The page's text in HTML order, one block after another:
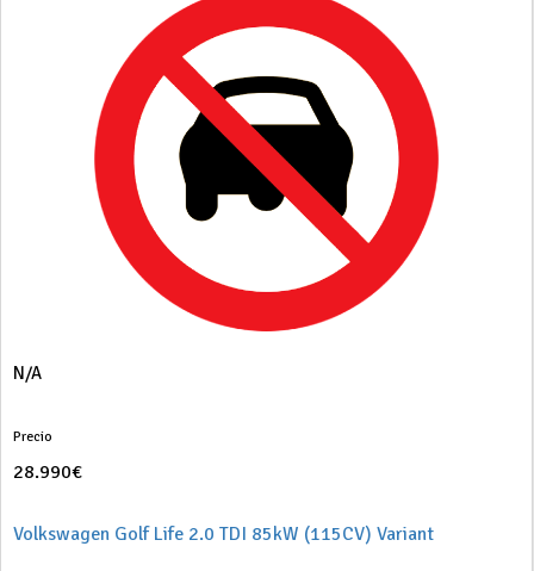
N/A
Precio
28.990€
Volkswagen Golf Life 2.0 TDI 85kW (115CV) Variant